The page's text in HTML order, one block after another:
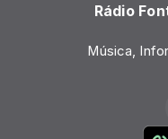
Rádio
Música,